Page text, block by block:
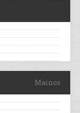
Mainos